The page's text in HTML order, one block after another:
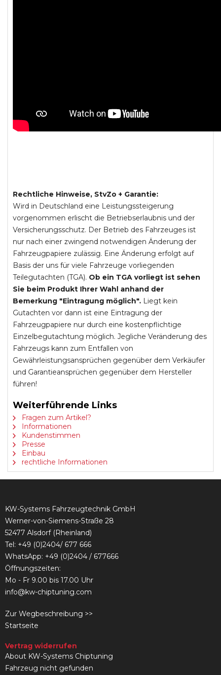
Rechtliche Hinweise, StvZo + Garantie:
Wird in Deutschland eine Leistungssteigerung
vorgenommen erlischt die Betriebserlaubnis und der
Versicherungsschutz. Der Betrieb des Fahrzeuges ist
nur nach einer zwingend notwendigen Änderung der
Fahrzeugpapiere zulässig. Eine Änderung erfolgt auf
Basis der uns für viele Fahrzeuge vorliegenden
Teilegutachten (TGA). Ob ein TGA vorliegt ist sehen
Sie beim Produkt Ihrer Wahl anhand der
Bemerkung "Eintragung möglich". Liegt kein
Gutachten vor dann ist eine Eintragung der
Fahrzeugpapiere nur durch eine kostenpflichtige
Einzelbegutachtung möglich. Jegliche Veränderung des
Fahrzeugs kann zum Entfallen von
Gewährleistungsansprüchen gegenüber dem Verkäufer
und Garantieansprüchen gegenüber dem Hersteller
führen!
Weiterführende Links
Fragen zum Artikel?
Informationen
Kundenstimmen
Presse
Einbau
rechtliche Informationen
KW-Systems Fahrzeugtechnik GmbH
Werner-von-Siemens-Straße 28
52477 Alsdorf (Rheinland)
Tel: +49 (0)2404/ 677 666
WhatsApp: +49 (0)2404 / 677666
Öffnungszeiten:
Mo - Fr 9.00 bis 17.00 Uhr
info@kw-chiptuning.com
Zur Wegbeschreibung >>
Startseite
Vertrag widerrufen
About KW-Systems Chiptuning
Fahrzeug nicht gefunden